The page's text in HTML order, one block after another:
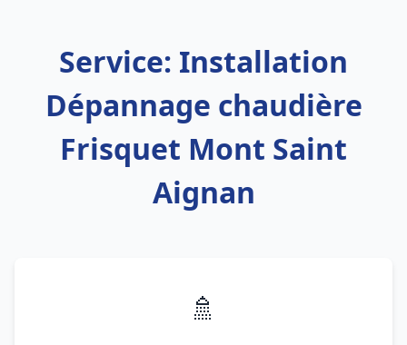
Service: Installation
Dépannage chaudière
Frisquet Mont Saint
Aignan
🚿